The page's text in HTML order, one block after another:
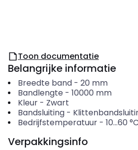
Toon documentatie
Belangrijke informatie
Breedte band- 20 mm
Bandlengte - 10000 mm
Kleur- Zwart
Bandsluiting-
Bedrijfstemperatuur- 10...60 °C
Verpakkingsinfo